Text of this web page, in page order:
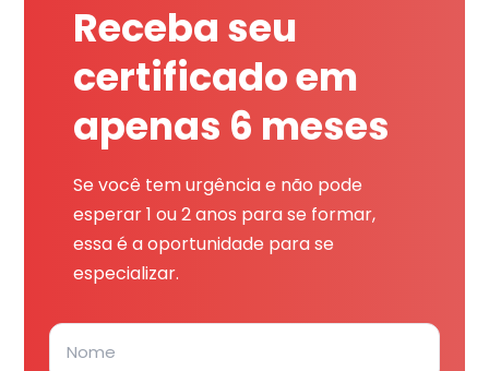
Receba seu
certificado em
apenas 6 meses
Se você tem urgência e não pode
esperar 1 ou 2 anos para se formar,
essa é a oportunidade para se
especializar.